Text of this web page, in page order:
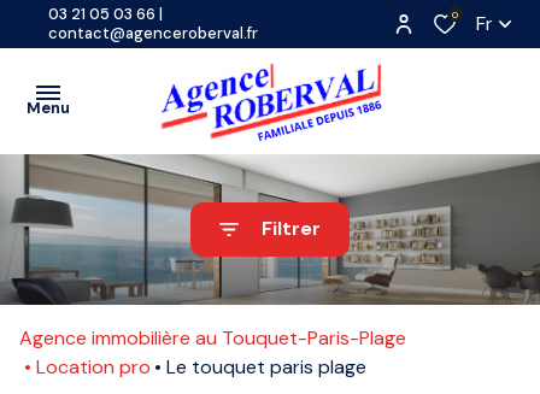
03 21 05 03 66 |
contact@agenceroberval.fr
0 Fr
Menu
VENTES
PROGRAMMES
NEUFS
LOCATIONS
A
L'ANNÉE
SAISONNIÈRE
CONTACT
Filtrer
Agence immobilière au Touquet-Paris-Plage
Location pro
Le touquet paris plage